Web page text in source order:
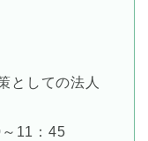
としての法人
11：45